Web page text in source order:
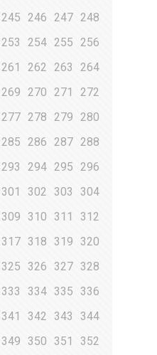
245 246 247 248
253 254 255
256
261 262 263
264
269 270 271
272
277 278 279
280
285 286 287 288
293 294 295
296
301 302 303
304
309 310 311
312
317 318 319
320
325 326 327 328
333 334 335
336
341 342 343
344
349 350 351 352